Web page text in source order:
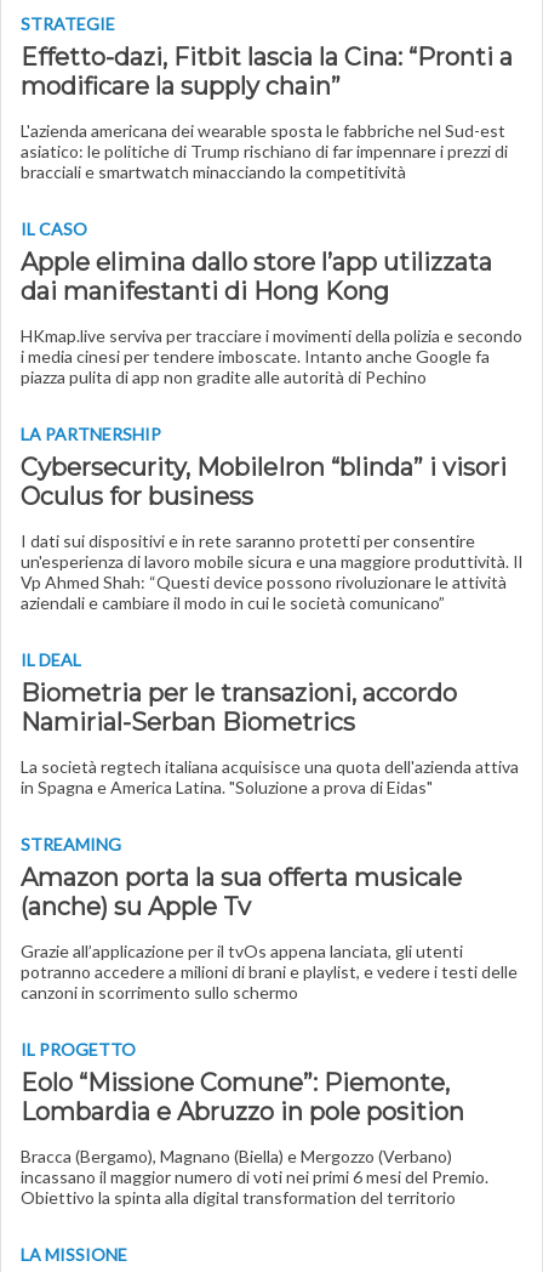
STRATEGIE
Effetto-dazi, Fitbit lascia la Cina: “Pronti a
modificare la supply chain”
L'azienda americana dei wearable sposta le fabbriche nel Sud-est
asiatico: le politiche di Trump rischiano di far impennare i prezzi di
bracciali e smartwatch minacciando la competitività
IL CASO
Apple elimina dallo store l’app utilizzata
dai manifestanti di Hong Kong
HKmap.live serviva per tracciare i movimenti della polizia e secondo
i media cinesi per tendere imboscate. Intanto anche Google fa
piazza pulita di app non gradite alle autorità di Pechino
LA PARTNERSHIP
Cybersecurity, MobileIron “blinda” i visori
Oculus for business
I dati sui dispositivi e in rete saranno protetti per consentire
un'esperienza di lavoro mobile sicura e una maggiore produttività. Il
Vp Ahmed Shah: “Questi device possono rivoluzionare le attività
aziendali e cambiare il modo in cui le società comunicano”
IL DEAL
Biometria per le transazioni, accordo
Namirial-Serban Biometrics
La società regtech italiana acquisisce una quota dell'azienda attiva
in Spagna e America Latina. "Soluzione a prova di Eidas"
STREAMING
Amazon porta la sua offerta musicale
(anche) su Apple Tv
Grazie all’applicazione per il tvOs appena lanciata, gli utenti
potranno accedere a milioni di brani e playlist, e vedere i testi delle
canzoni in scorrimento sullo schermo
IL PROGETTO
Eolo “Missione Comune”: Piemonte,
Lombardia e Abruzzo in pole position
Bracca (Bergamo), Magnano (Biella) e Mergozzo (Verbano)
incassano il maggior numero di voti nei primi 6 mesi del Premio.
Obiettivo la spinta alla digital transformation del territorio
LA MISSIONE